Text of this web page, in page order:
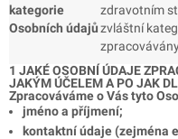
kategorie
Osobních údajů
zdravotním
zvláštní
1 JAKÉ OSOBNÍ ÚDAJE
JAKÝM ÚČELEM A PO JAK
Zpracováváme o Vás tyto
jméno a příjmení;
kontaktní údaje (zejména